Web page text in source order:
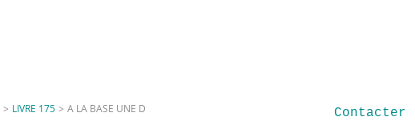
> LIVRE 175 > A LA BASE UNE D